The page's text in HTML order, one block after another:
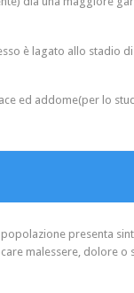
è lagato allo stadio
ed addome(per lo
presenta
malessere, dolore o